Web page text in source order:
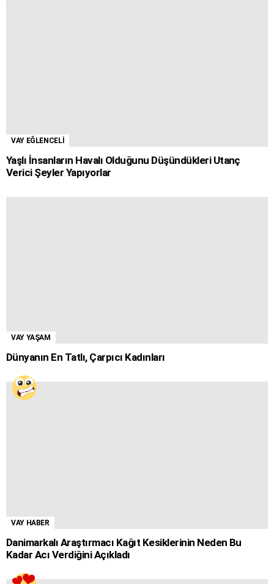
VAY EĞLENCELİ
Yaşlı İnsanların Havalı Olduğunu Düşündükleri Utanç
Verici Şeyler Yapıyorlar
VAY YAŞAM
Dünyanın En Tatlı, Çarpıcı Kadınları
VAY HABER
Danimarkalı Araştırmacı Kağıt Kesiklerinin Neden Bu
Kadar Acı Verdiğini Açıkladı